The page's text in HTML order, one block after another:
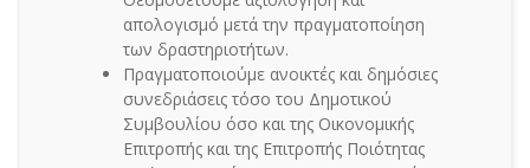
απολογισμό μετά την πραγματοποίηση
των δραστηριοτήτων.
Πραγματοποιούμε ανοικτές και δημόσιες
συνεδριάσεις τόσο του Δημοτικού
Συμβουλίου όσο και της Οικονομικής
Επιτροπής και της Επιτροπής Ποιότητας